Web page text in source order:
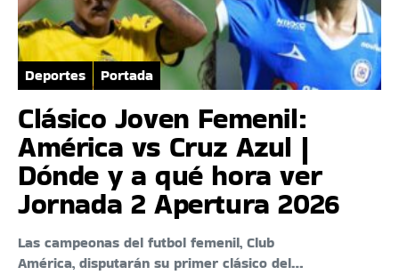
Deportes Portada
Clásico Joven Femenil:
América vs Cruz Azul |
Dónde y a qué hora ver
Jornada 2 Apertura 2026
Las campeonas del futbol femenil, Club
América, disputarán su primer clásico del…